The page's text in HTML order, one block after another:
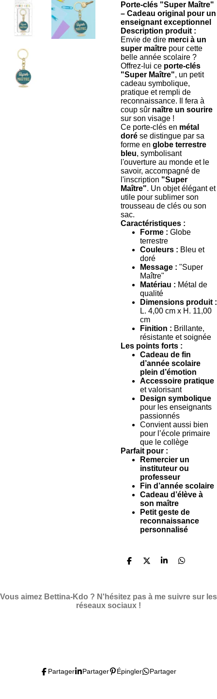
Porte-clés "Super Maître"
– Cadeau original pour un
enseignant exceptionnel
Description produit :
Envie de dire merci à un
super maître pour cette
belle année scolaire ?
Offrez-lui ce porte-clés
"Super Maître", un petit
cadeau symbolique,
pratique et rempli de
reconnaissance. Il fera à
coup sûr naître un sourire
sur son visage !
Ce porte-clés en métal
doré se distingue par sa
forme en globe terrestre
bleu, symbolisant
l'ouverture au monde et le
savoir, accompagné de
l'inscription "Super
Maître". Un objet élégant et
utile pour sublimer son
trousseau de clés ou son
sac.
Caractéristiques :
Forme : Globe
terrestre
Couleurs : Bleu et
doré
Message : "Super
Maître"
Matériau : Métal de
qualité
Dimensions produit :
L. 4,00 cm x H. 11,00
cm
Finition : Brillante,
résistante et soignée
Les points forts :
Cadeau de fin
d’année scolaire
plein d’émotion
Accessoire pratique
et valorisant
Design symbolique
pour les enseignants
passionnés
Convient aussi bien
pour l’école primaire
que le collège
Parfait pour :
Remercier un
instituteur ou
professeur
Fin d’année scolaire
Cadeau d’élève à
son maître
Petit geste de
reconnaissance
personnalisé
P
a
g
e
P
a
P
a
P
a
Vous aimez Bettina-Kdo ? N'hésitez pas à me suivre sur les
réseaux sociaux !
e
t
t
T
T
Partager Partager Épingler Partager